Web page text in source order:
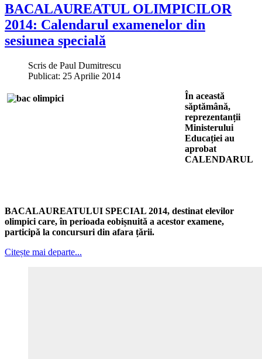
BACALAUREATUL OLIMPICILOR
2014: Calendarul examenelor din
sesiunea specială
Scris de Paul Dumitrescu
Publicat: 25 Aprilie 2014
În această
săptămână,
reprezentanții
Ministerului
Educației au
aprobat
CALENDARUL
BACALAUREATULUI SPECIAL 2014, destinat elevilor
olimpici care, în perioada eobișnuită a acestor examene,
participă la concursuri din afara țării.
Citește mai departe...